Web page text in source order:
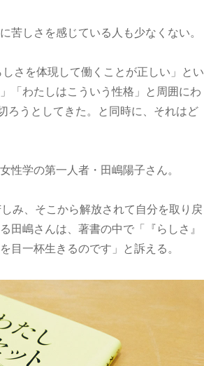
苦しさを感じている人も少なくない。
さを体現して働くことが正しい」とい
「わたしはこういう性格」と周囲にわ
ろうとしてきた。と同時に、それはど
性学の第一人者・田嶋陽子さん。
み、そこから解放されて自分を取り戻
田嶋さんは、著書の中で「『らしさ』
目一杯生きるのです」と訴える。